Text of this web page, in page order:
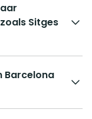
Sitges
Barcelona